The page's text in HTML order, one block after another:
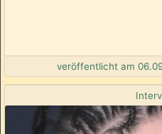
veröffentlicht am